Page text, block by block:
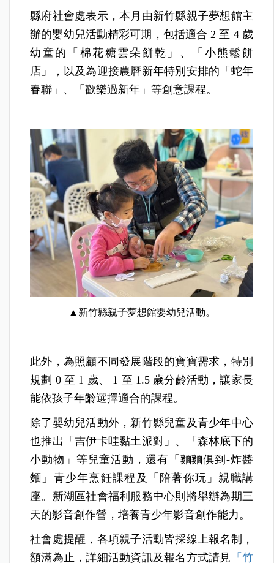
縣府社會處表示，本月由新竹縣親子夢想館主
辦的嬰幼兒活動精彩可期，包括適合 2 至 4 歲
幼童的「棉花糖雲朵餅乾」、「小熊鬆餅
店」，以及為迎接農曆新年特別安排的「蛇年
春聯」、「歡樂過新年」等創意課程。
▲新竹縣親子夢想館嬰幼兒活動。
此外，為照顧不同發展階段的寶寶需求，特別
規劃 0 至 1 歲、 1 至 1.5 歲分齡活動，讓家長
能依孩子年齡選擇適合的課程。
除了嬰幼兒活動外，新竹縣兒童及青少年中心
也推出「吉伊卡哇黏土派對」、「森林底下的
小動物」等兒童活動，還有「麵麵俱到-炸醬
麵」青少年烹飪課程及「陪著你玩」親職講
座。新湖區社會福利服務中心則將舉辦為期三
天的影音創作營，培養青少年影音創作能力。
社會處提醒，各項親子活動皆採線上報名制，
額滿為止，詳細活動資訊及報名方式請見 「竹